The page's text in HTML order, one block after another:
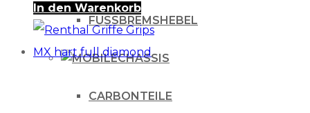
FUSSBREMSHEBEL
CHASSIS
CARBONTEILE
In den Warenkorb